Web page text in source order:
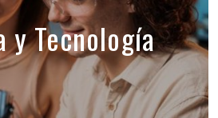
y Tecnología